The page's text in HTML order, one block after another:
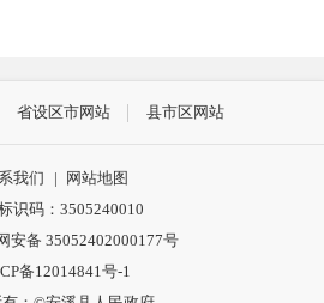
省设区市网站 县市区网站
我们 |
网站地图
识码：3505240010
安备 35052402000177号
备12014841号-1